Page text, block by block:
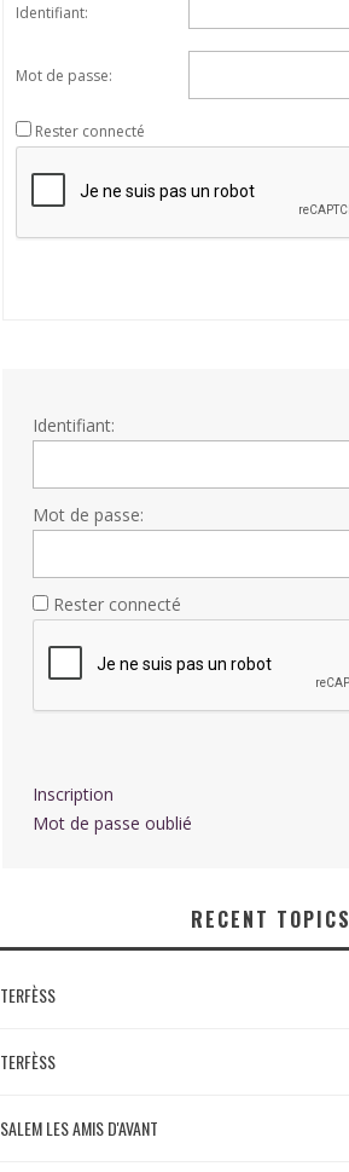
Identifiant:
Mot de passe:
Rester connecté
Identifiant:
Mot de passe:
Rester connecté
Inscription
Mot de passe oublié
RECENT TOPICS
TERFÈSS
TERFÈSS
SALEM LES AMIS D'AVANT